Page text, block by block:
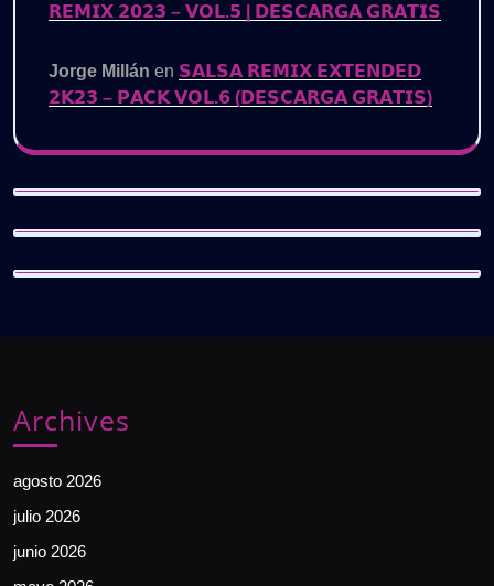
𝗥𝗘𝗠𝗜𝗫 𝟮𝟬𝟮𝟯 – 𝗩𝗢𝗟.𝟱 | 𝗗𝗘𝗦𝗖𝗔𝗥𝗚𝗔 𝗚𝗥𝗔𝗧𝗜𝗦
Jorge Millán en 𝗦𝗔𝗟𝗦𝗔 𝗥𝗘𝗠𝗜𝗫 𝗘𝗫𝗧𝗘𝗡𝗗𝗘𝗗
𝟮𝗞𝟮𝟯 – 𝗣𝗔𝗖𝗞 𝗩𝗢𝗟.𝟲 (𝗗𝗘𝗦𝗖𝗔𝗥𝗚𝗔 𝗚𝗥𝗔𝗧𝗜𝗦)
Archives
agosto 2026
julio 2026
junio 2026